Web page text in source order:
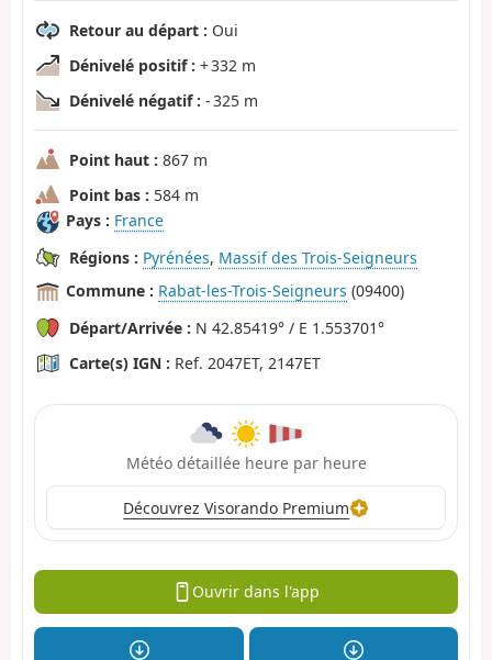
Retour au départ : Oui
Dénivelé positif : + 332 m
Dénivelé négatif : - 325 m
Point haut : 867 m
Point bas : 584 m
Pays : France
Régions : Pyrénées, Massif des Trois-Seigneurs
Commune : Rabat-les-Trois-Seigneurs (09400)
Départ/Arrivée : N 42.85419° / E 1.553701°
Carte(s) IGN : Ref. 2047ET, 2147ET
Météo détaillée heure par heure
Découvrez Visorando Premium
Ouvrir dans l'app